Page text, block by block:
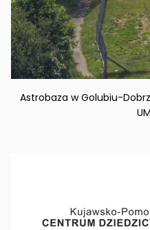
Astrobaza w Golubiu-